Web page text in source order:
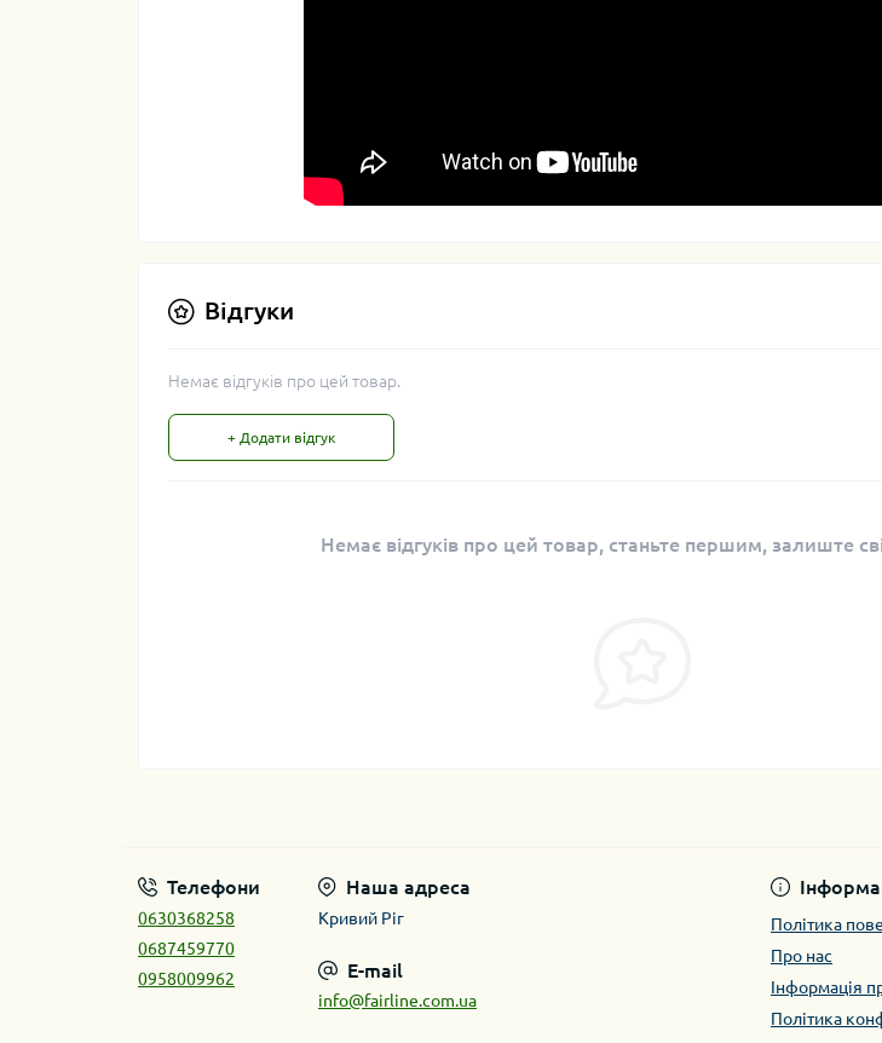
Відгуки
Немає відгуків про цей товар.
+ Додати відгук
Немає відгуків про цей товар, станьте першим, залиште
Телефони
0630368258
0687459770
0958009962
Наша адреса
Кривий Ріг
E-mail
info@fairline.com.ua
Політика
Про нас
Інформація
Політика